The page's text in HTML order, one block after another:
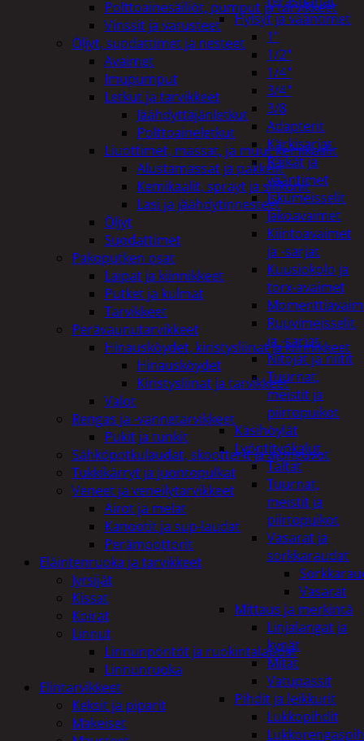
Hylsyt ja vääntimet
1"
1/2"
1/4"
3/4"
3/8
Adapterit
Kärkisarjat
Räikät ja
vääntimet
Iskumeisselit
Jakoavaimet
Kiintoavaimet
ja -sarjat
Kuusiokolo ja
torx-avaimet
Ruuvimeisselit
ja -sarjat
Nitojat ja niitit
Tuurnat,
meistit ja
piirtopuikot
Käsihöylät
Lyöntityökalut
Taltat
Tuurnat,
meistit ja
piirtopuikot
Vasarat ja
sorkkaraudat
Vasarat
Mittaus ja merkintä
Linjalangat ja
kynät
Mitat
Vatupassit
Pihdit ja leikkurit
Lukkopihdit
Polttoainesäiliöt, pumput ja tarvikkeet
Vinssit ja varusteet
Öljyt, suodattimet ja nesteet
Avaimet
Imupumput
Letkut ja tarvikkeet
Jäähdyttäjänletkut
Polttoaineletkut
Liuottimet, massat, ja muut kemikaalit
Alustamassat ja pakkelit
Kemikaalit, sprayt ja silikonit
Lasi ja jäähdytinnesteet
Öljyt
Suodattimet
Pakoputken osat
Laipat ja kiinnikkeet
Putket ja kulmat
Tarvikkeet
Perävaunutarvikkeet
Hinausköydet, kiristysliinat ja kiinnikkeet
Hinausköydet
Kiristysliinat ja tarvikkeet
Valot
Rengas ja -vannetarvikkeet
Pukit ja tunkit
Sähköpotkulaudat, skootterit ja ajoneuvot
Tukkikärryt ja juontopulkat
Veneet ja veneilytarvikkeet
Airot ja melat
Kanootit ja sup-laudat
Perämoottorit
Eläintenruoka ja tarvikkeet
Jyrsijät
Kissat
Koirat
Linnut
Linnunpöntöt ja ruokintalaudat
Linnunruoka
Elintarvikkeet
Keksit ja piparit
Makeiset